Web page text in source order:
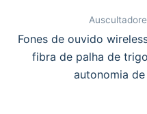
Fones de ouvido
fibra de palha de
autonomia de